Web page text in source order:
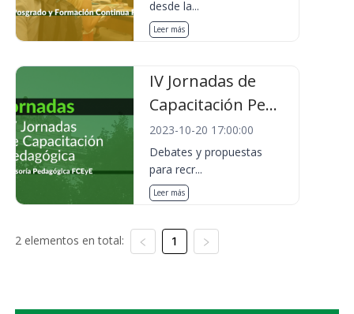
desde la...
Leer más
IV Jornadas de
Capacitación Pe...
2023-10-20 17:00:00
Debates y propuestas
para recr...
Leer más
2 elementos en total: 1